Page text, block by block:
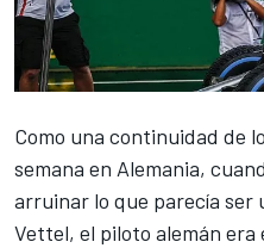
Como una continuidad de
semana en Alemania,
arruinar lo que parecía ser
Vettel, el piloto alemán